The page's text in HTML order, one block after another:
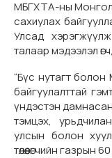
МБГХТА-ны Монгол
сахиулах
Улсад
талаар мэдээлэл
“Бүс нутагт
байгуулалттай
үндэстэн
тэмцэх,
улсын болон
төлөөлөгчийн газрын